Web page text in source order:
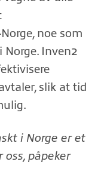
noe som
Inven2
slik at tid
i Norge er et
påpeker